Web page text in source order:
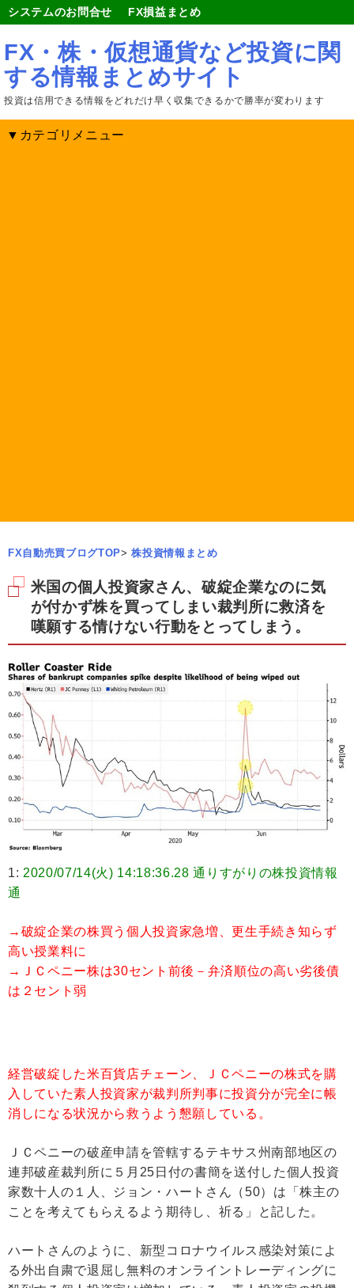
システムのお問合せ FX損益まとめ
FX・株・仮想通貨など投資に関
する情報まとめサイト
投資は信用できる情報をどれだけ早く収集できるかで勝率が変わります
▼カテゴリメニュー
FX自動売買ブログTOP> 株投資情報まとめ
米国の個人投資家さん、破綻企業なのに気
が付かず株を買ってしまい裁判所に救済を
嘆願する情けない行動をとってしまう。
1: 2020/07/14(火) 14:18:36.28 通りすがりの株投資情報
通
→破綻企業の株買う個人投資家急増、更生手続き知らず
高い授業料に
→ＪＣペニー株は30セント前後－弁済順位の高い劣後債
は２セント弱
経営破綻した米百貨店チェーン、ＪＣペニーの株式を購
入していた素人投資家が裁判所判事に投資分が完全に帳
消しになる状況から救うよう懇願している。
ＪＣペニーの破産申請を管轄するテキサス州南部地区の
連邦破産裁判所に５月25日付の書簡を送付した個人投資
家数十人の１人、ジョン・ハートさん（50）は「株主の
ことを考えてもらえるよう期待し、祈る」と記した。
ハートさんのように、新型コロナウイルス感染対策によ
る外出自粛で退屈し無料のオンライントレーディングに